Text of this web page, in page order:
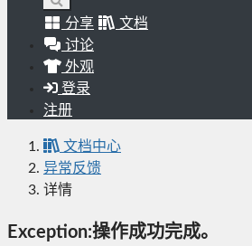
分享
文档
讨论
外观
登录
注册
文档中心
异常反馈
详情
Exception:操作成功完成。